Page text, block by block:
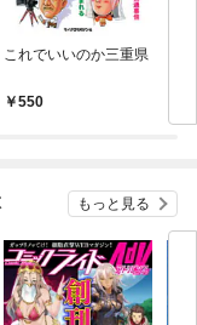
これでいいのか三重県
550
もっと見る